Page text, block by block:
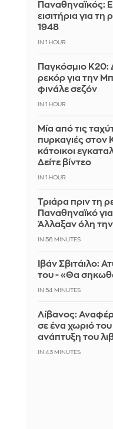
Παναθηναϊκός:
εισιτήρια για
1948
IN 1 HOUR
Παγκόσμιο Κ20:
ρεκόρ για την
φινάλε σεζόν
IN 1 HOUR
Μία από τις
πυρκαγιές στον
κάτοικοι
Δείτε βίντεο
IN 1 HOUR
Τριάρα πριν τη
Παναθηναϊκό
Άλλαξαν όλη την
IN 56 MINUTES
Ιβάν Σβιτάιλο:
του - «Θα
IN 54 MINUTES
Λίβανος:
σε ένα χωριό
ανάπτυξη του
IN 43 MINUTES